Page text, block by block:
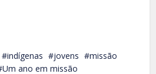
indígenas jovens
missão
Um ano em missão